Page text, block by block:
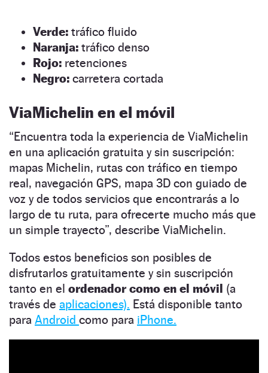
Verde: tráfico fluido
Naranja: tráfico denso
Rojo: retenciones
Negro: carretera cortada
ViaMichelin en el móvil
“Encuentra toda la experiencia de ViaMichelin
en una aplicación gratuita y sin suscripción:
mapas Michelin, rutas con tráfico en tiempo
real, navegación GPS, mapa 3D con guiado de
voz y de todos servicios que encontrarás a lo
largo de tu ruta, para ofrecerte mucho más que
un simple trayecto”, describe ViaMichelin.
Todos estos beneficios son posibles de
disfrutarlos gratuitamente y sin suscripción
tanto en el ordenador como en el móvil (a
través de aplicaciones). Está disponible tanto
para Android como para iPhone.